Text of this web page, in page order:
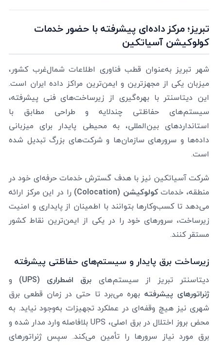
تبریز؛ مرکز داده‌ای پیشرفته با حضور خدمات
کولوکیشن آسیاتکین
شهر تبریز به‌عنوان قطب فناوری اطلاعات شمال‌غرب کشور،
میزبان یکی از مجهزترین و ایمن‌ترین مراکز داده ایران است.
این دیتاسنتر با بهره‌گیری از زیرساخت‌های فنی پیشرفته،
سیستم‌های حفاظتی چندلایه و طراحی مطابق با
استانداردهای بین‌المللی، به محیطی پایدار برای میزبانی
داده‌ها و سرورهای سازمان‌ها و شرکت‌های بزرگ تبدیل شده
است.
شرکت آسیاتکین نیز با هدف گسترش خدمات حرفه‌ای خود در
منطقه، خدماتکولوکیشن (Colocation)
را در این مرکز ارائه
می‌دهد تا کسب‌وکارها بتوانند با اطمینان از پایداری و امنیت
زیرساخت، سرورهای خود را در یکی از ایمن‌ترین نقاط کشور
مستقر کنند.
زیرساخت برق پایدار و سیستم‌های حفاظتی پیشرفته
دیتاسنتر تبریز از سیستم‌های برق اضطراری (UPS)
و
ژنراتورهای پیشرفته بهره می‌برد تا حتی در زمان قطعی برق
شهری نیز هیچ وقفه‌ای در عملکرد تجهیزات به‌وجود نیاید. به
محض بروز اختلال در برق اصلی، UPS بلافاصله وارد مدار شده و
برق مورد نیاز سرورها را تأمین می‌کند. سپس ژنراتورهای